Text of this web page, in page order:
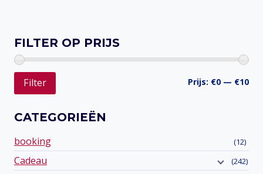
FILTER OP PRIJS
Filter Prijs: €0 — €10
CATEGORIEËN
booking (12)
Cadeau (242)